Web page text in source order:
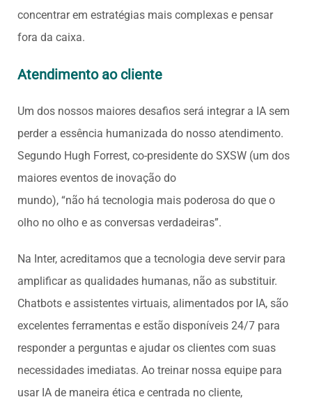
concentrar em estratégias mais complexas e pensar
fora da caixa.
Atendimento ao cliente
Um dos nossos maiores desafios será integrar a IA sem
perder a essência humanizada do nosso atendimento.
Segundo Hugh Forrest, co-presidente do SXSW (um dos
maiores eventos de inovação do
mundo), “não há tecnologia mais poderosa do que o
olho no olho e as conversas verdadeiras”.
Na Inter, acreditamos que a tecnologia deve servir para
amplificar as qualidades humanas, não as substituir.
Chatbots e assistentes virtuais, alimentados por IA, são
excelentes ferramentas e estão disponíveis 24/7 para
responder a perguntas e ajudar os clientes com suas
necessidades imediatas. Ao treinar nossa equipe para
usar IA de maneira ética e centrada no cliente,